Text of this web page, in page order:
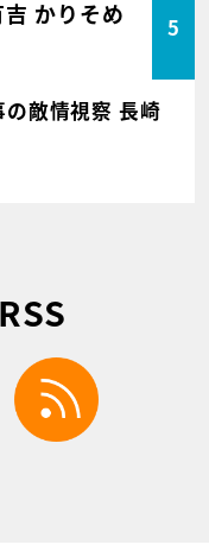
かりそめ
5
敵情視察 長崎
facebook